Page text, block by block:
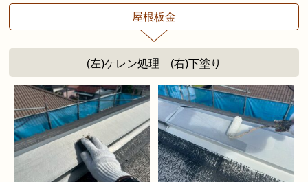
屋根板金
(左)ケレン処理 (右)下塗り